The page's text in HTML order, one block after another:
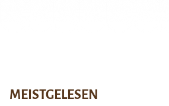
MEISTGELESEN